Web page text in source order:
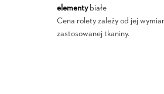
elementybiałe
Cena rolety zależy od jej
zastosowanej tkaniny.